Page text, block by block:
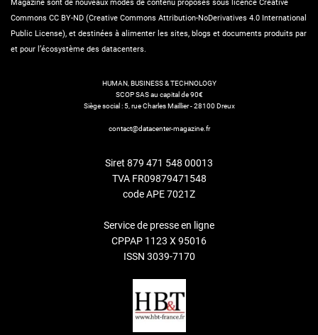
Magazine sont de nouveaux modes de contenu proposés sous licence Creative
Commons CC BY-ND (Creative Commons Attribution-NoDerivatives 4.0 International
Public License), et destinées à alimenter les sites, blogs et documents produits par
et pour l’écosystème des datacenters.
HUMAN, BUSINESS & TECHNOLOGY
SCOP SAS au capital de 90€
Siège social : 5, rue Charles Maillier - 28100 Dreux
contact@datacenter-magazine.fr
Siret 879 471 548 00013
TVA FR09879471548
code APE 7021Z
Service de presse en ligne
CPPAP 1123 X 95016
ISSN 3039-7170